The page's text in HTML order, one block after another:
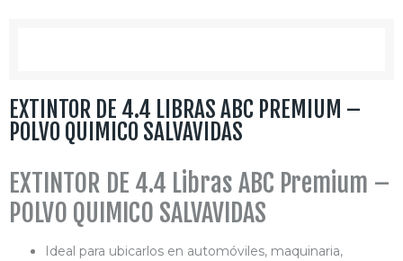
EXTINTOR DE 4.4 LIBRAS ABC PREMIUM –
POLVO QUIMICO SALVAVIDAS
EXTINTOR DE 4.4 Libras ABC Premium –
POLVO QUIMICO SALVAVIDAS
Ideal para ubicarlos en automóviles, maquinaria,